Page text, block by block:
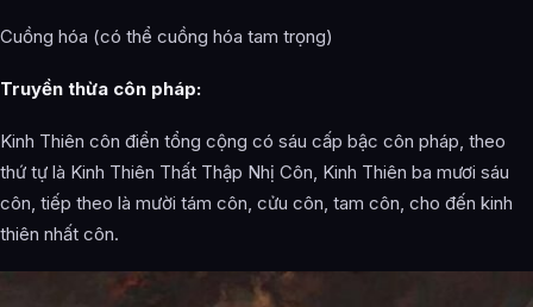
Cuồng hóa (có thể cuồng hóa tam trọng)
Truyền thừa côn pháp:
Kinh Thiên côn điển tổng cộng có sáu cấp bậc côn pháp, theo
thứ tự là Kinh Thiên Thất Thập Nhị Côn, Kinh Thiên ba mươi sáu
côn, tiếp theo là mười tám côn, cửu côn, tam côn, cho đến kinh
thiên nhất côn.